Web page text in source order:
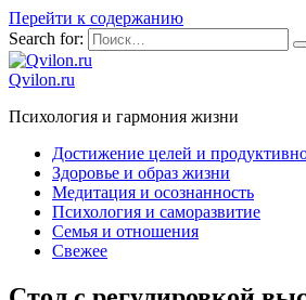
Перейти к содержанию
Search for:
Qvilon.ru
Психология и гармония жизни
Достижение целей и
Здоровье и образ жизни
Медитация и осознанность
Психология и саморазвитие
Семья и отношения
Свежее